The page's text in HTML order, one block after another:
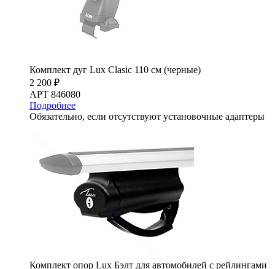
Комплект дуг Lux Clasic 110 см (черные)
2 200 ₽
АРТ 846080
Подробнее
Обязательно, если отсутствуют установочные адаптеры
Комплект опор Lux Бэлт для автомобилей с рейлингами